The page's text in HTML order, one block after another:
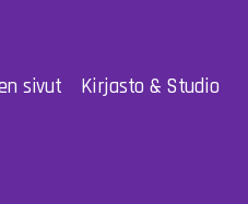
sivut Kirjasto & Studio